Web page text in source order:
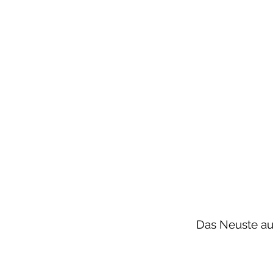
Das Neuste